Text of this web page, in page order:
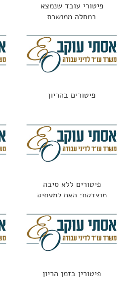
פיטורי עובד שנמצא
במחלה ממושכת
פיטורים בהריון
פיטורים ללא סיבה
מוצדקת: האם למעסיק
פיטורין בזמן הריון